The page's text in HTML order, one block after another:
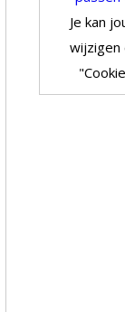
Je kan
wijzigen